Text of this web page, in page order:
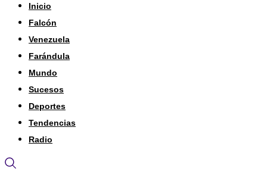
Inicio
Falcón
Venezuela
Farándula
Mundo
Sucesos
Deportes
Tendencias
Radio